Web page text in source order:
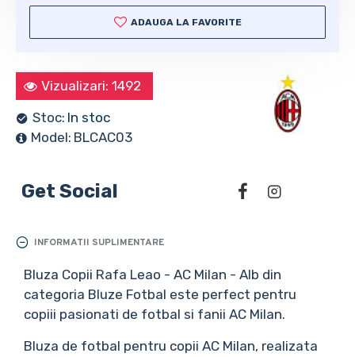
Stoc: In stoc
Model: BLCAC03
Vizualizari: 1492
ADAUGA LA FAVORITE
Get Social
INFORMATII SUPLIMENTARE
Bluza Copii Rafa Leao - AC Milan - Alb din
categoria Bluze Fotbal este perfect pentru
copiii pasionati de fotbal si fanii AC Milan.
Bluza de fotbal pentru copii AC Milan, realizata